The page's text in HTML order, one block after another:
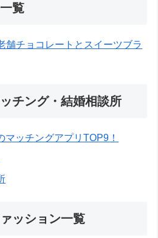
覧
舗チョコレートとスイーツブラ
チング・結婚相談所
ッチングアプリTOP9！
ッション一覧